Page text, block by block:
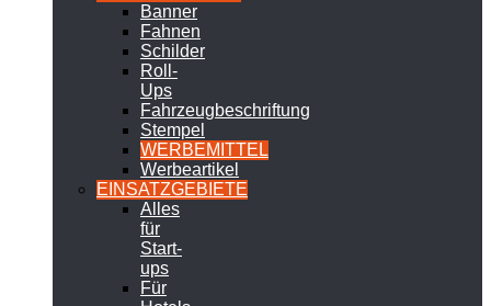
Banner
Fahnen
Schilder
Roll-
Ups
Fahrzeugbeschriftung
Stempel
WERBEMITTEL
Werbeartikel
EINSATZGEBIETE
Alles
für
Start-
ups
Für